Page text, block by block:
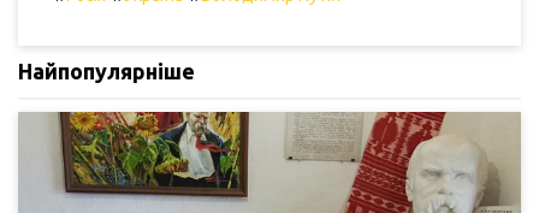
Найпопулярніше